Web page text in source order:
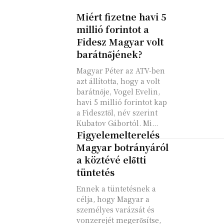
Miért fizetne havi 5
millió forintot a
Fidesz Magyar volt
barátnőjének?
Magyar Péter az ATV-ben
azt állította, hogy a volt
barátnője, Vogel Evelin,
havi 5 millió forintot kap
a Fidesztől, név szerint
Kubatov Gábortól. Mi...
Figyelemelterelés
Magyar botrányáról
a köztévé előtti
tüntetés
Ennek a tüntetésnek a
célja, hogy Magyar a
személyes varázsát és
vonzerejét megerősítse,